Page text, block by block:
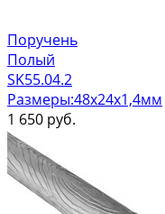
Поручень
Полый
SK55.04.2
Размеры:48х24х1,4мм
1 650 руб.